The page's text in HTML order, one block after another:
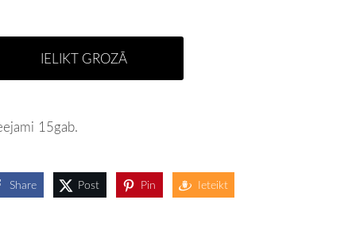
IELIKT GROZĀ
15gab.
Share Post Pin Ieteikt